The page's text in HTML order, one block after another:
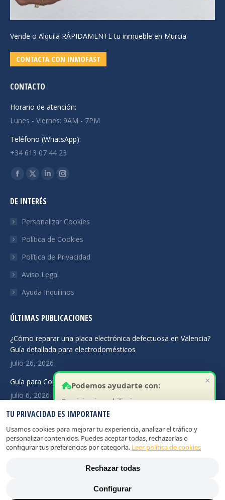
Vende o Alquila RÁPIDAMENTE tu inmueble en Murcia
CONTACTA CON INMOFAST
CONTACTO
Horario de atención:
Lunes - Viernes: 9AM - 7PM
Teléfono (WhatsApp):
+34 613 07 44 23
Encuéntranos en:
Facebook
opens
window
X
opens
in
window
Linkedin
in
window
Instagram
in
window
DE INTERÉS
Personalizar Cookies
Política de Cookies
Política de Privacidad
Aviso Legal
Ayuda Inquilinos
ÚLTIMAS PUBLICACIONES
¿Cómo reparar una placa electrónica defectuosa en Valencia?
Guía detallada para electrodomésticos
julio 26, 2026
Guía para Comprar Repuestos Online para Lavadoras
julio 6, 2026
Asistencia Técnica Electrodomésticos en Madrid: Rapidez
junio 14, 2026
TU PRIVACIDAD ES IMPORTANTE
Usamos cookies para mejorar tu experiencia, analizar el tráfico y
personalizar contenidos. Puedes aceptar todas, rechazarlas o
configurar tus preferencias por categoría. Leer política de cookies
Rechazar todas
Configurar
×
Podemos ayudarte con:
Servicios inmobiliarios:
Valorar tu vivienda
Buscar inquilinos fiables
Gestión rápida de alquiler
Análisis del mercado